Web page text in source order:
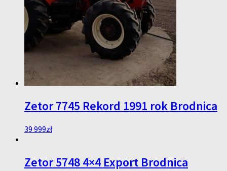
Zetor 7745 Rekord 1991 rok Brodnica
39 999zł
Zetor 5748 4×4 Export Brodnica